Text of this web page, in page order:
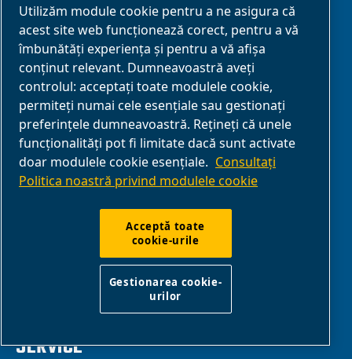
SOLUȚII
Agricultură și fermă
Automotive
DIY și hobby-uri
Alimente și băuturi
Industrial
Prelucrarea lemnului
SERVICE
Utilizăm module cookie pentru a ne asigura că
acest site web funcționează corect, pentru a vă
îmbunătăți experiența și pentru a vă afișa
conținut relevant. Dumneavoastră aveți
controlul: acceptați toate modulele cookie,
permiteți numai cele esențiale sau gestionați
preferințele dumneavoastră. Rețineți că unele
funcționalități pot fi limitate dacă sunt activate
doar modulele cookie esențiale. Consultați
Politica noastră privind modulele cookie
Acceptă toate
cookie-urile
Gestionarea cookie-
urilor